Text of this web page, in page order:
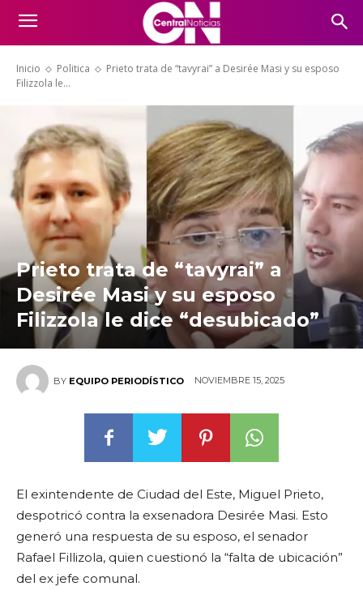
Inicio Politica
Prieto trata de “tavyrai” a Desirée Masi y su esposo
Filizzola le...
Prieto trata de “tavyrai” a
Desirée Masi y su esposo
Filizzola le dice “desubicado”
BY EQUIPO PERIODÍSTICO NOVIEMBRE 15, 2025
El exintendente de Ciudad del Este, Miguel Prieto,
despotricó contra la exsenadora Desirée Masi. Esto
generó una respuesta de su esposo, el senador
Rafael Fillizola, quien cuestionó la “falta de ubicación”
del ex jefe comunal.